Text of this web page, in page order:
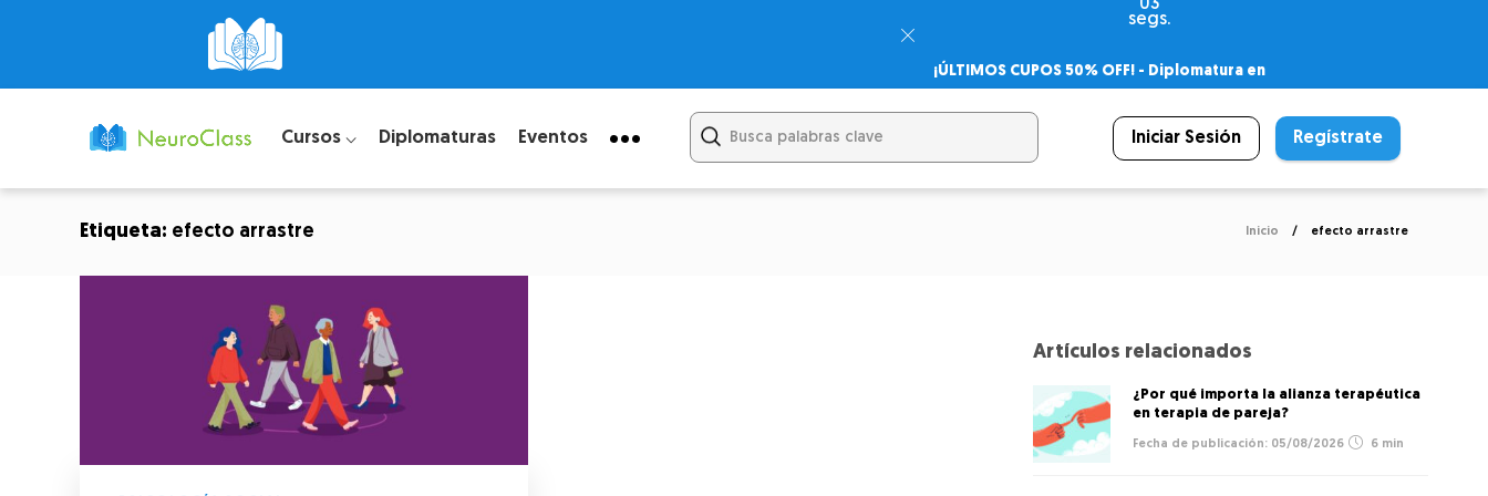
02
segs.
¡ÚLTIMOS CUPOS 50% OFF! - Diplomatura en
– Certificado Universitario
Cursos ⌵ Diplomaturas Eventos Iniciar Sesión Regístrate
Etiqueta: efecto arrastre Inicio efecto arrastre
Artículos relacionados
¿Por qué importa la alianza terapéutica
en terapia de pareja?
05/08/2026 6 min